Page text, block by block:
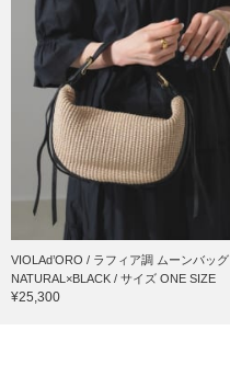
VIOLAd’ORO / ラフィア調 ムーンバッグ
NATURAL×BLACK / サイズ ONE SIZE
¥25,300